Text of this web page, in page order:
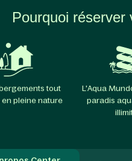
Pourquoi
tout
pleine nature
L'Aqua
paradis